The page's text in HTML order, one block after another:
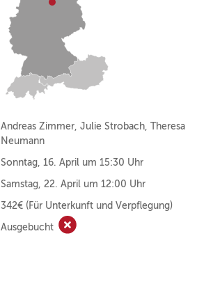
Andreas Zimmer, Julie Strobach, Theresa
Neumann
Sonntag, 16. April um 15:30 Uhr
Samstag, 22. April um 12:00 Uhr
342€ (Für Unterkunft und Verpflegung)
Ausgebucht Ausgebucht